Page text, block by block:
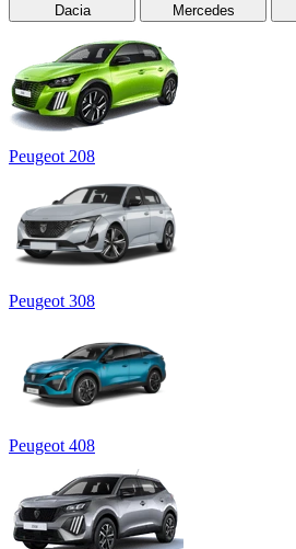
Dacia Mercedes
Peugeot 208
Peugeot 308
Peugeot 408